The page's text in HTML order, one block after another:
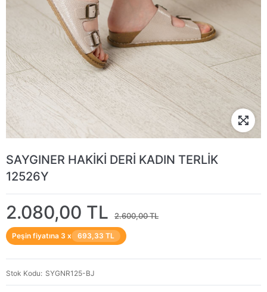
SAYGINER HAKİKİ DERİ KADIN TERLİK
12526Y
2.080,00 TL 2.600,00 TL
Peşin fiyatına 3 x 693,33 TL
Stok Kodu SYGNR125-BJ